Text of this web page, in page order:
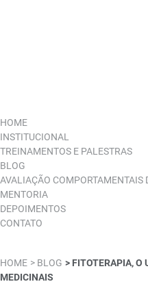
HOME
INSTITUCIONAL
TREINAMENTOS E PALESTRAS
BLOG
AVALIAÇÃO COMPORTAMENTAIS
MENTORIA
DEPOIMENTOS
CONTATO
HOME > BLOG > FITOTERAPIA, O
MEDICINAIS